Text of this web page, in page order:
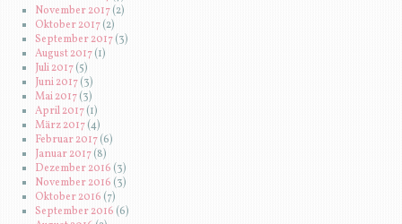
November 2017(2)
Oktober 2017(2)
September 2017(3)
August 2017(1)
Juli 2017(5)
Juni 2017(3)
Mai 2017(3)
April 2017(1)
März 2017(4)
Februar 2017(6)
Januar 2017(8)
Dezember 2016 (3)
November 2016 (3)
Oktober 2016 (7)
September 2016 (6)